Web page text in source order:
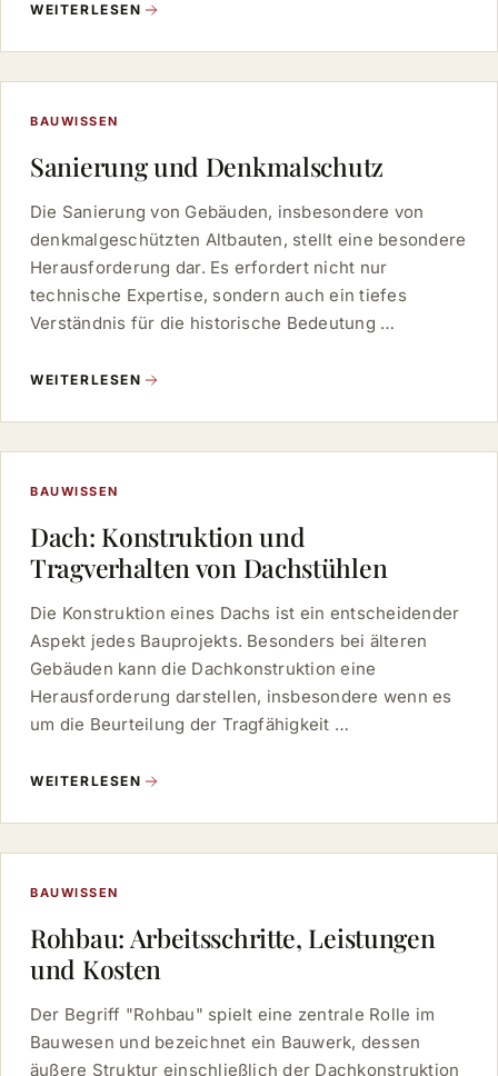
WEITERLESEN
BAUWISSEN
Sanierung und Denkmalschutz
Die Sanierung von Gebäuden, insbesondere von
denkmalgeschützten Altbauten, stellt eine besondere
Herausforderung dar. Es erfordert nicht nur
technische Expertise, sondern auch ein tiefes
Verständnis für die historische Bedeutung …
WEITERLESEN
BAUWISSEN
Dach: Konstruktion und
Tragverhalten von Dachstühlen
Die Konstruktion eines Dachs ist ein entscheidender
Aspekt jedes Bauprojekts. Besonders bei älteren
Gebäuden kann die Dachkonstruktion eine
Herausforderung darstellen, insbesondere wenn es
um die Beurteilung der Tragfähigkeit …
WEITERLESEN
BAUWISSEN
Rohbau: Arbeitsschritte, Leistungen
und Kosten
Der Begriff "Rohbau" spielt eine zentrale Rolle im
Bauwesen und bezeichnet ein Bauwerk, dessen
äußere Struktur einschließlich der Dachkonstruktion